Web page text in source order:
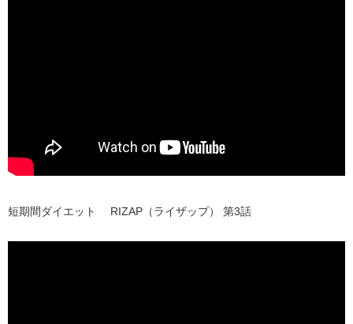
短期間ダイエット RIZAP（ライザップ） 第3話